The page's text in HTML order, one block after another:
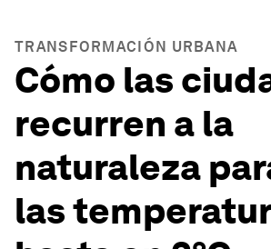
TRANSFORMACIÓN URBANA
Cómo las
recurren a la
naturaleza
las